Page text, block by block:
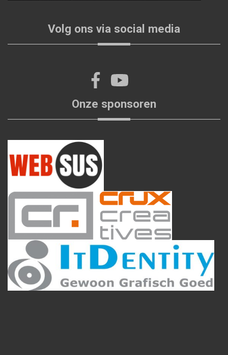
Volg ons via social media
Onze sponsoren